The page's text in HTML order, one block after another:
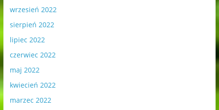
wrzesień 2022
sierpień 2022
lipiec 2022
czerwiec 2022
maj 2022
kwiecień 2022
marzec 2022